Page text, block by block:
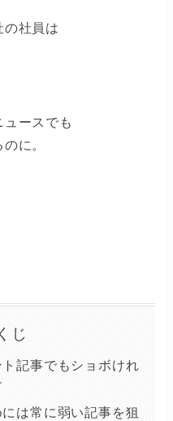
の社員は
ースでも
に。
じ
記事でもショボけれ
は常に弱い記事を狙